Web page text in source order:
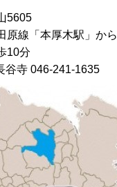
5605
原線「本厚木駅」か
10分
谷寺 046-241-1635